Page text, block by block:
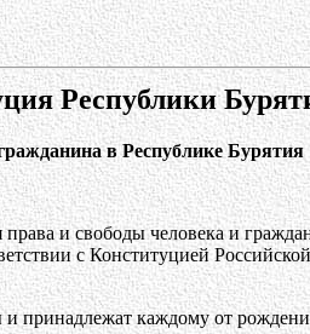
Республики
в Республике Бурятия
и свободы человека и
с Конституцией
принадлежат каждому от